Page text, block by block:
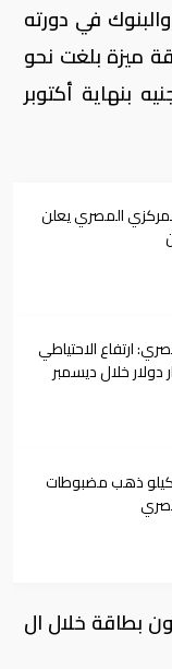
في دورته
ميزة بلغت نحو
بقيمة 3.6 مليار جنيه بنهاية أكتوبر
المركزي المصري يعلن
ارتفاع الاحتياطي
النائب العام: تسليم 200 كيلو ذهب مضبوطات
المركزي نشر ٢٠ مليون بطاقة خلال ال